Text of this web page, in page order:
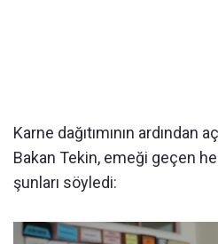
Karne dağıtımının ardından
Bakan Tekin, emeği geçen
şunları söyledi: